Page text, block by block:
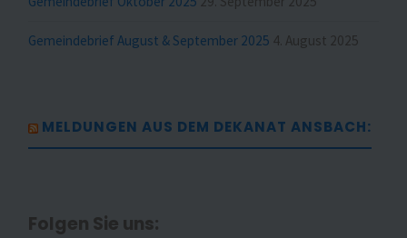
Gemeindebrief August & September 2025 4. August 2025
MELDUNGEN AUS DEM DEKANAT ANSBACH:
Folgen Sie uns: